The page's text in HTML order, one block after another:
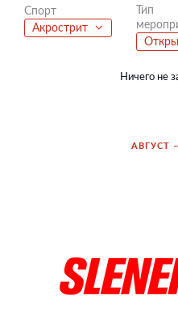
Спорт
Акрострит
Тип
Ничего не
АВГУСТ